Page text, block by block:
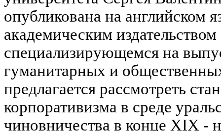
опубликована на английском
академическим
специализирующемся на
гуманитарных и
предлагается рассмотреть
корпоративизма в среде
чиновничества в конце XIX -